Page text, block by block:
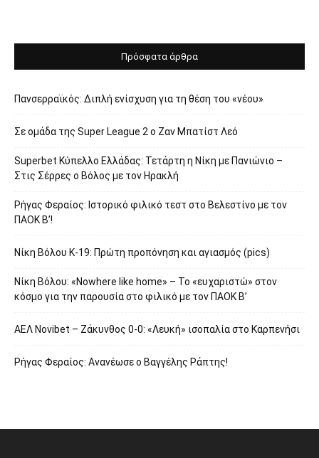
Πρόσφατα άρθρα
Πανσερραϊκός: Διπλή ενίσχυση για τη θέση του «νέου»
Σε ομάδα της Super League 2 o Ζαν Μπατίστ Λεό
Superbet Κύπελλο Ελλάδας: Τετάρτη η Νίκη με Πανιώνιο –
Στις Σέρρες ο Βόλος με τον Ηρακλή
Ρήγας Φεραίος: Ιστορικό φιλικό τεστ στο Βελεστίνο με τον
ΠΑΟΚ Β’!
Νίκη Βόλου Κ-19: Πρώτη προπόνηση και αγιασμός (pics)
Νίκη Βόλου: «Nowhere like home» – Το «ευχαριστώ» στον
κόσμο για την παρουσία στο φιλικό με τον ΠΑΟΚ Β’
ΑΕΛ Novibet – Ζάκυνθος 0-0: «Λευκή» ισοπαλία στο Καρπενήσι
Ρήγας Φεραίος: Ανανέωσε ο Βαγγέλης Ράπτης!